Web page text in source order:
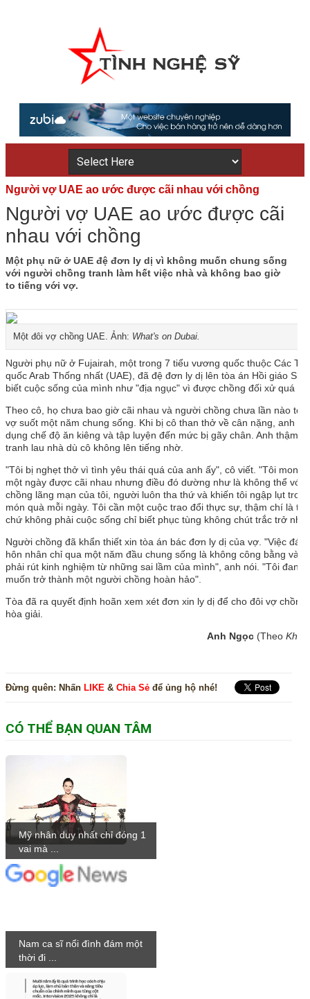
Người vợ UAE ao ước được cãi nhau với chồng
Người vợ UAE ao ước được cãi
nhau với chồng
Một phụ nữ ở UAE đệ đơn ly dị vì không muốn chung sống
với người chồng tranh làm hết việc nhà và không bao giờ
to tiếng với vợ.
Một đôi vợ chồng UAE. Ảnh: What's on Dubai.
Người phụ nữ ở Fujairah, một trong 7 tiểu vương quốc thuộc Các
quốc Arab Thống nhất (UAE), đã đệ đơn ly dị lên tòa án Hồi giáo
biết cuộc sống của mình như "địa ngục" vì được chồng đối xử quá
Theo cô, họ chưa bao giờ cãi nhau và người chồng chưa lần nào to
vợ suốt một năm chung sống. Khi bị cô than thở về cân nặng, anh
dụng chế độ ăn kiêng và tập luyện đến mức bị gãy chân. Anh thậm
tranh lau nhà dù cô không lên tiếng nhờ.
"Tôi bị nghẹt thở vì tình yêu thái quá của anh ấy", cô viết. "Tôi mong
một ngày được cãi nhau nhưng điều đó dường như là không thể với
chồng lãng mạn của tôi, người luôn tha thứ và khiến tôi ngập lụt
món quà mỗi ngày. Tôi cần một cuộc trao đổi thực sự, thậm chí là
chứ không phải cuộc sống chỉ biết phục tùng không chút trắc trở như
Người chồng đã khẩn thiết xin tòa án bác đơn ly dị của vợ. "Việc
hôn nhân chỉ qua một năm đầu chung sống là không công bằng và
phải rút kinh nghiệm từ những sai lầm của mình", anh nói. "Tôi đang
muốn trở thành một người chồng hoàn hảo".
Tòa đã ra quyết định hoãn xem xét đơn xin ly dị để cho đôi vợ chồng
hòa giải.
Anh Ngọc (Theo
Đừng quên: Nhấn LIKE & Chia Sẻ để ủng hộ nhé!
CÓ THỂ BẠN QUAN TÂM
Mỹ nhân duy nhất chỉ đóng 1
vai mà ...
Nam ca sĩ nổi đình đám một
thời đi ...